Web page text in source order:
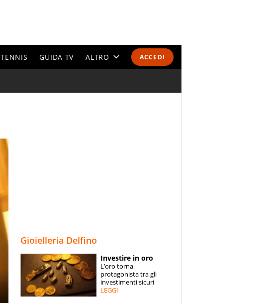
ACCEDI
TENNIS GUIDA TV ALTRO
ESPERTI
CONTATTI
Gioielleria Delfino
Investire in oro
L’oro torna
protagonista tra gli
investimenti sicuri
LEGGI